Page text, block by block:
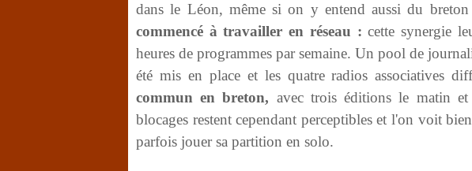
dans le Léon, même si on y entend aussi du
commencé à travailler en réseau : cette synergie
heures de programmes par semaine. Un pool de
été mis en place et les quatre radios associatives
commun en breton, avec trois éditions le matin
blocages restent cependant perceptibles et l'on voit
parfois jouer sa partition en solo.